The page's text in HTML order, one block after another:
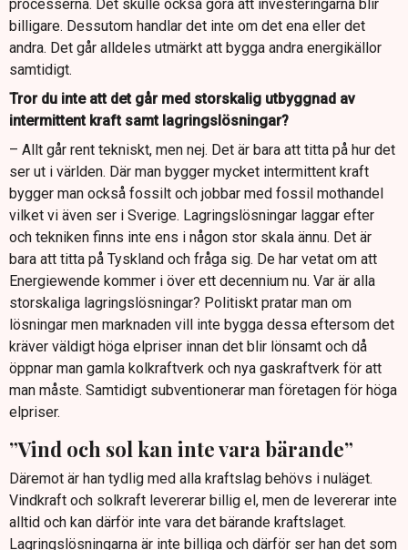
processerna. Det skulle också göra att investeringarna blir
billigare. Dessutom handlar det inte om det ena eller det
andra. Det går alldeles utmärkt att bygga andra energikällor
samtidigt.
Tror du inte att det går med storskalig utbyggnad av
intermittent kraft samt lagringslösningar?
– Allt går rent tekniskt, men nej. Det är bara att titta på hur det
ser ut i världen. Där man bygger mycket intermittent kraft
bygger man också fossilt och jobbar med fossil mothandel
vilket vi även ser i Sverige. Lagringslösningar laggar efter
och tekniken finns inte ens i någon stor skala ännu. Det är
bara att titta på Tyskland och fråga sig. De har vetat om att
Energiewende kommer i över ett decennium nu. Var är alla
storskaliga lagringslösningar? Politiskt pratar man om
lösningar men marknaden vill inte bygga dessa eftersom det
kräver väldigt höga elpriser innan det blir lönsamt och då
öppnar man gamla kolkraftverk och nya gaskraftverk för att
man måste. Samtidigt subventionerar man företagen för höga
elpriser.
”Vind och sol kan inte vara bärande”
Däremot är han tydlig med alla kraftslag behövs i nuläget.
Vindkraft och solkraft levererar billig el, men de levererar inte
alltid och kan därför inte vara det bärande kraftslaget.
Lagringslösningarna är inte billiga och därför ser han det som